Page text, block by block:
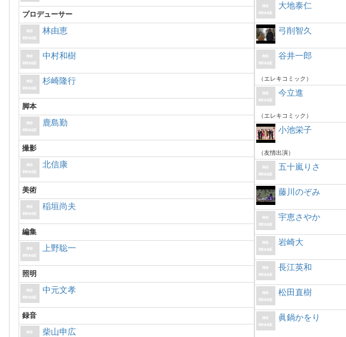
プロデューサー
林由恵
中村和樹
杉崎隆行
脚本
鹿島勤
撮影
北信康
美術
稲垣尚夫
編集
上野聡一
照明
中元文孝
録音
柴山申広
大地泰仁
弓削智久
谷井一郎
（エレキコミック）
今立進
（エレキコミック）
小池栄子
（友情出演）
五十嵐りさ
藤川のぞみ
宇恵さやか
岩崎大
長江英和
松田直樹
眞鍋かをり